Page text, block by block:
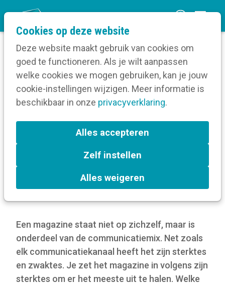
Cookies op deze website
Deze website maakt gebruik van cookies om
goed te functioneren. Als je wilt aanpassen
welke cookies we mogen gebruiken, kan je jouw
cookie-instellingen wijzigen. Meer informatie is
beschikbaar in onze privacyverklaring.
Alles accepteren
Zelf instellen
Alles weigeren
n
m
Home
Blog
Wat is de plaats van het magazine in de
communicatiemix?
Wat is de plaats van het
magazine in de
communicatiemix?
Een magazine staat niet op zichzelf, maar is
onderdeel van de communicatiemix. Net zoals
elk communicatiekanaal heeft het zijn sterktes
en zwaktes. Je zet het magazine in volgens zijn
sterktes om er het meeste uit te halen. Welke